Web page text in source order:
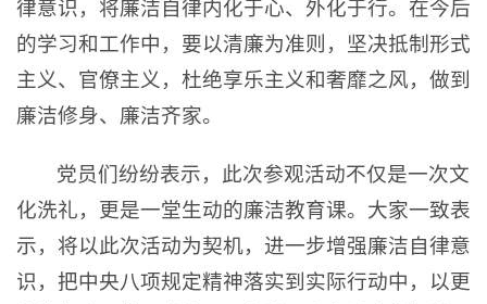
律意识，将廉洁自律内化于心、外化于行。在今后
的学习和工作中，要以清廉为准则，坚决抵制形式
主义、官僚主义，杜绝享乐主义和奢靡之风，做到
廉洁修身、廉洁齐家。
党员们纷纷表示，此次参观活动不仅是一次文
化洗礼，更是一堂生动的廉洁教育课。大家一致表
示，将以此次活动为契机，进一步增强廉洁自律意
识，把中央八项规定精神落实到实际行动中，以更